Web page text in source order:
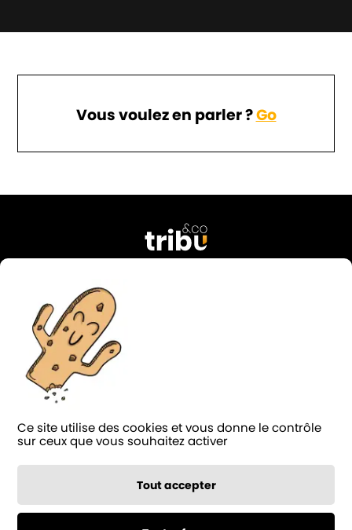
Vous voulez en parler ?Go
contact@tribu-and-co.fr
LinkedIn Facebook Instagram
Blog
Ce site utilise des cookies et vous donne le contrôle
sur ceux que vous souhaitez activer
Tout accepter